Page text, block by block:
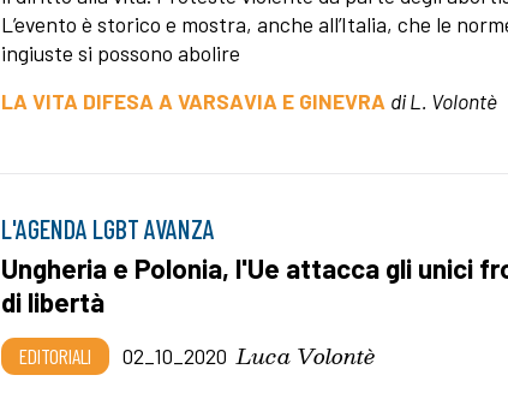
L’evento è storico e mostra, anche all’Italia, che le
ingiuste si possono abolire
LA VITA DIFESA A VARSAVIA E GINEVRA di L. Volontè
L'AGENDA LGBT AVANZA
Ungheria e Polonia, l'Ue attacca gli unici
di libertà
EDITORIALI 02_10_2020 Luca Volontè